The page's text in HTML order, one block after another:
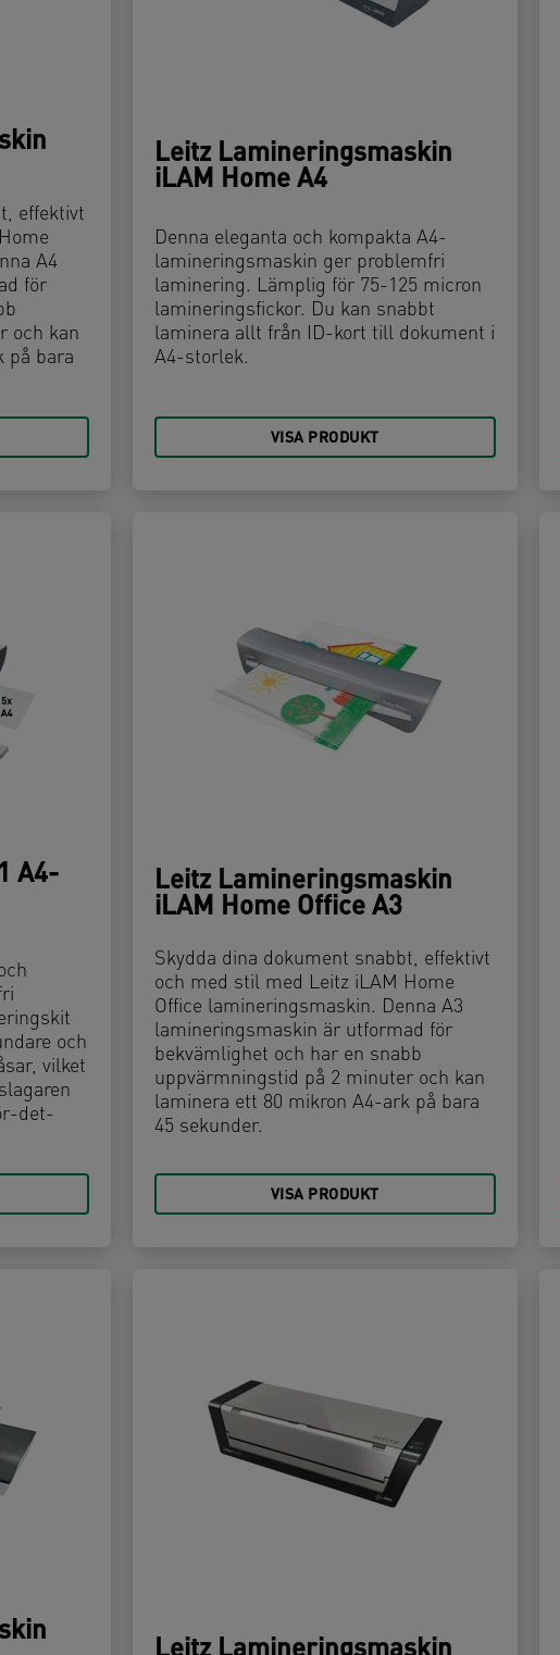
effektivt
A4
för
och kan
på bara
Leitz Lamineringsmaskin
iLAM Home A4
Denna eleganta och kompakta A4-
lamineringsmaskin ger problemfri
laminering. Lämplig för 75-125 micron
lamineringsfickor. Du kan snabbt
laminera allt från ID-kort till dokument i
A4-storlek.
VISA PRODUKT
A4-
och
vilket
det-
Leitz Lamineringsmaskin
iLAM Home Office A3
Skydda dina dokument snabbt, effektivt
och med stil med Leitz iLAM Home
Office lamineringsmaskin. Denna A3
lamineringsmaskin är utformad för
bekvämlighet och har en snabb
uppvärmningstid på 2 minuter och kan
laminera ett 80 mikron A4-ark på bara
45 sekunder.
VISA PRODUKT